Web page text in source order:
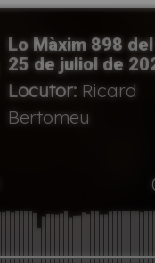
Lo Màxim 898
25 de juliol de
Locutor: Ricard
Bertomeu